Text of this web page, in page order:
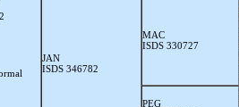
JAN
ISDS 346782
MAC
ISDS 330727
PEG